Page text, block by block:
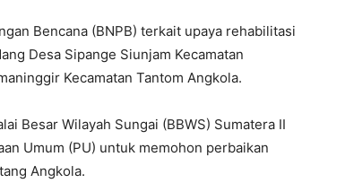
Bencana (BNPB) terkait upaya rehabilitasi
Desa Sipange Siunjam Kecamatan
Kecamatan Tantom Angkola.
Besar Wilayah Sungai (BBWS) Sumatera II
Umum (PU) untuk memohon perbaikan
Angkola.